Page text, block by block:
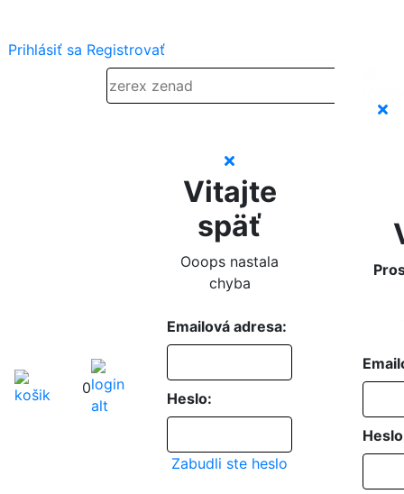
Prihlásiť sa Registrovať
0
Vitajte
späť
Ooops nastala
chyba
Emailová adresa:
Heslo:
Zabudli ste heslo